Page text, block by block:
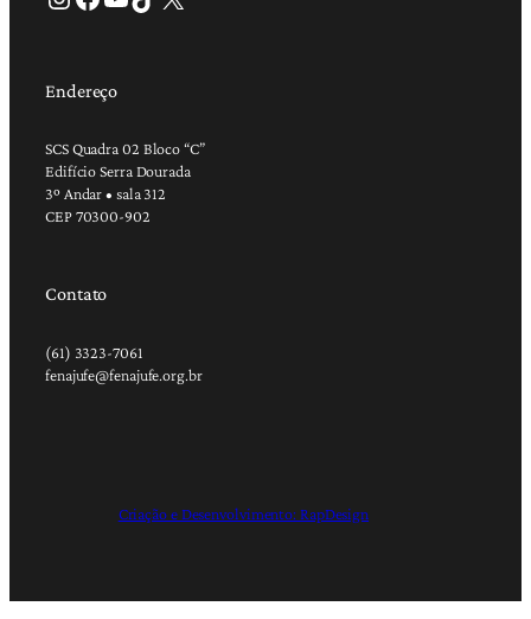
Endereço
SCS Quadra 02 Bloco “C”
Edifício Serra Dourada
3º Andar • sala 312
CEP 70300-902
Contato
(61) 3323-7061
fenajufe@fenajufe.org.br
Criação e Desenvolvimento: RapDesign